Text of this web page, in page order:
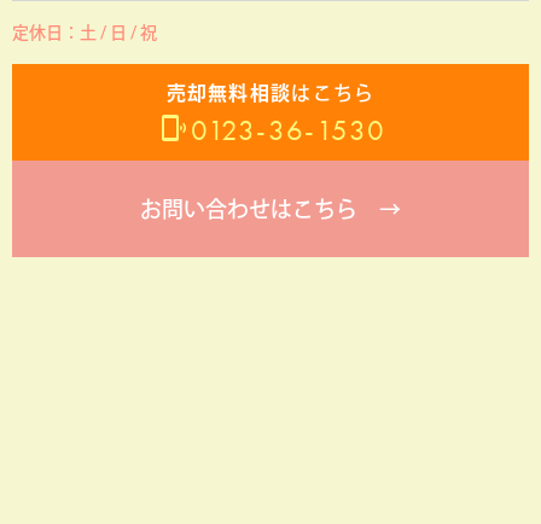
定休日：土 / 日 / 祝
売却無料相談はこちら
0123-36-1530
お問い合わせはこちら →